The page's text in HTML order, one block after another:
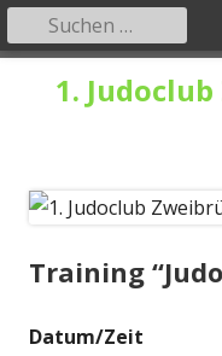
1.
Primäres
Menü
Training
Datum/Zeit